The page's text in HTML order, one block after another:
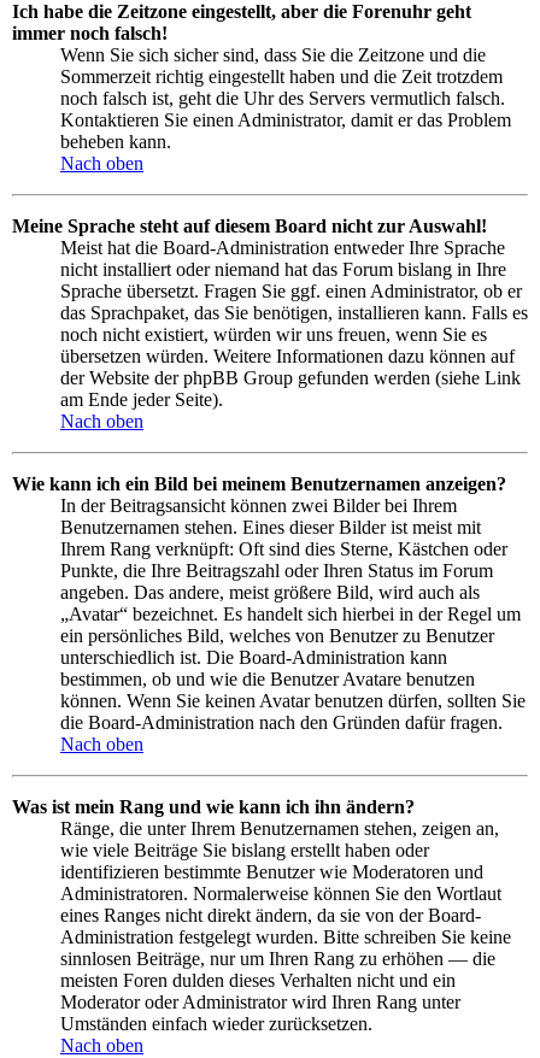
Ich habe die Zeitzone eingestellt, aber die Forenuhr geht
immer noch falsch!
Wenn Sie sich sicher sind, dass Sie die Zeitzone und die
Sommerzeit richtig eingestellt haben und die Zeit trotzdem
noch falsch ist, geht die Uhr des Servers vermutlich falsch.
Kontaktieren Sie einen Administrator, damit er das Problem
beheben kann.
Nach oben
Meine Sprache steht auf diesem Board nicht zur Auswahl!
Meist hat die Board-Administration entweder Ihre Sprache
nicht installiert oder niemand hat das Forum bislang in Ihre
Sprache übersetzt. Fragen Sie ggf. einen Administrator, ob er
das Sprachpaket, das Sie benötigen, installieren kann. Falls es
noch nicht existiert, würden wir uns freuen, wenn Sie es
übersetzen würden. Weitere Informationen dazu können auf
der Website der phpBB Group gefunden werden (siehe Link
am Ende jeder Seite).
Nach oben
Wie kann ich ein Bild bei meinem Benutzernamen anzeigen?
In der Beitragsansicht können zwei Bilder bei Ihrem
Benutzernamen stehen. Eines dieser Bilder ist meist mit
Ihrem Rang verknüpft: Oft sind dies Sterne, Kästchen oder
Punkte, die Ihre Beitragszahl oder Ihren Status im Forum
angeben. Das andere, meist größere Bild, wird auch als
„Avatar“ bezeichnet. Es handelt sich hierbei in der Regel um
ein persönliches Bild, welches von Benutzer zu Benutzer
unterschiedlich ist. Die Board-Administration kann
bestimmen, ob und wie die Benutzer Avatare benutzen
können. Wenn Sie keinen Avatar benutzen dürfen, sollten Sie
die Board-Administration nach den Gründen dafür fragen.
Nach oben
Was ist mein Rang und wie kann ich ihn ändern?
Ränge, die unter Ihrem Benutzernamen stehen, zeigen an,
wie viele Beiträge Sie bislang erstellt haben oder
identifizieren bestimmte Benutzer wie Moderatoren und
Administratoren. Normalerweise können Sie den Wortlaut
eines Ranges nicht direkt ändern, da sie von der Board-
Administration festgelegt wurden. Bitte schreiben Sie keine
sinnlosen Beiträge, nur um Ihren Rang zu erhöhen — die
meisten Foren dulden dieses Verhalten nicht und ein
Moderator oder Administrator wird Ihren Rang unter
Umständen einfach wieder zurücksetzen.
Nach oben